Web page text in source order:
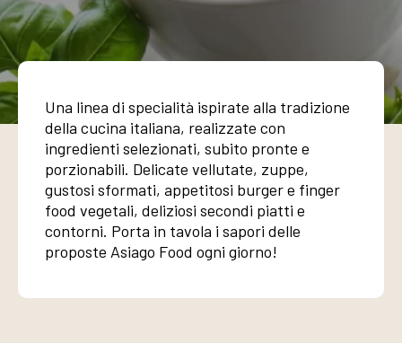
Una linea di specialità ispirate alla tradizione
della cucina italiana, realizzate con
ingredienti selezionati, subito pronte e
porzionabili. Delicate vellutate, zuppe,
gustosi sformati, appetitosi burger e finger
food vegetali, deliziosi secondi piatti e
contorni. Porta in tavola i sapori delle
proposte Asiago Food ogni giorno!